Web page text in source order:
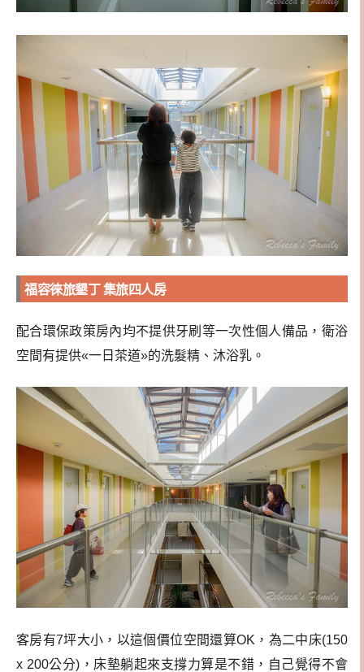
福容徠旅墾丁 集旅四人房
配合環保政策房內均不提供牙刷等一次性個人備品，衛浴
空間有提供«一日茶道»的洗髮精、沐浴乳。
客房有7坪大小，以這個價位空間還算OK，為二中床(150
x 200公分)，床墊躺起來支撐力算是不錯，自己覺得不會